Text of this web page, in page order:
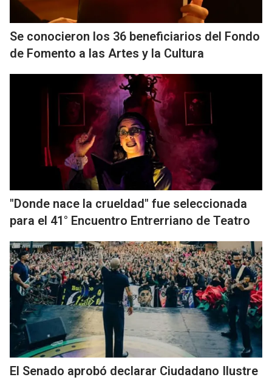
Se conocieron los 36 beneficiarios del Fondo
de Fomento a las Artes y la Cultura
"Donde nace la crueldad" fue seleccionada
para el 41° Encuentro Entrerriano de Teatro
El Senado aprobó declarar Ciudadano Ilustre